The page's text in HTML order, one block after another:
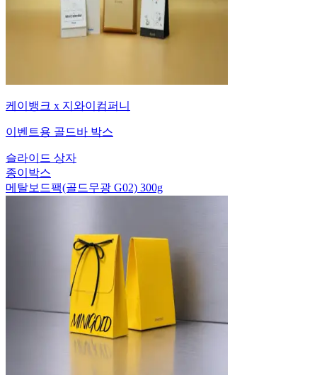
케이뱅크 x 지와이컴퍼니
이벤트용 골드바 박스
슬라이드 상자
종이박스
메탈보드팩(골드무광 G02) 300g